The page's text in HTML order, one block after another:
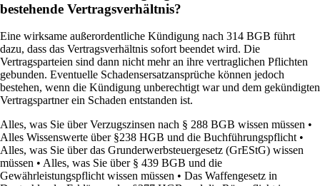
bestehende Vertragsverhältnis?
Eine wirksame außerordentliche Kündigung nach 314 BGB führt
dazu, dass das Vertragsverhältnis sofort beendet wird. Die
Vertragsparteien sind dann nicht mehr an ihre vertraglichen Pflichten
gebunden. Eventuelle Schadensersatzansprüche können jedoch
bestehen, wenn die Kündigung unberechtigt war und dem gekündigten
Vertragspartner ein Schaden entstanden ist.
Alles, was Sie über Verzugszinsen nach § 288 BGB wissen müssen •
Alles Wissenswerte über §238 HGB und die Buchführungspflicht•
Alles, was Sie über das Grunderwerbsteuergesetz (GrEStG) wissen
müssen • Alles, was Sie über § 439 BGB und die
Gewährleistungspflicht wissen müssen • Das Waffengesetz in